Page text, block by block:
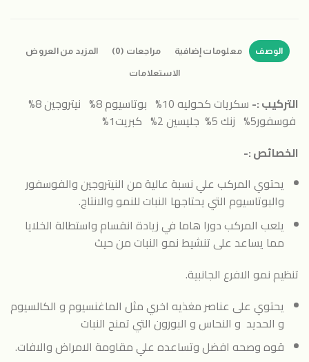
الوصف معلومات إضافية مراجعات (0) المزيد من العروض
الاستعلامات
التركيب :-
سكريات كحوليه 10% بوتاسيوم 8% نيتروجين 8%
فوسفور5% زنك 5% جليسين 2% كبريت1%
الخصائص :-
يحتوي المركب علي نسبة عالية من النيتروجين والفوسفور
والبوتاسيوم التي يحتاجها النبات للنمو والانتاج.
يلعب المركب دورا هاما في زيادة انقسام واستطالة الخلايا
مما يساعد على تنشيط نمو النبات من حيث
تنظيم نمو الافرع الجانبية.
يحتوي على عناصر مغذيه اخري مثل الماغنسيوم و الكالسيوم
و الحديد و النحاس و البورون التي تمنح النبات
قوه وصحه افضل وتساعده علي مقاومة الامراض والافات.